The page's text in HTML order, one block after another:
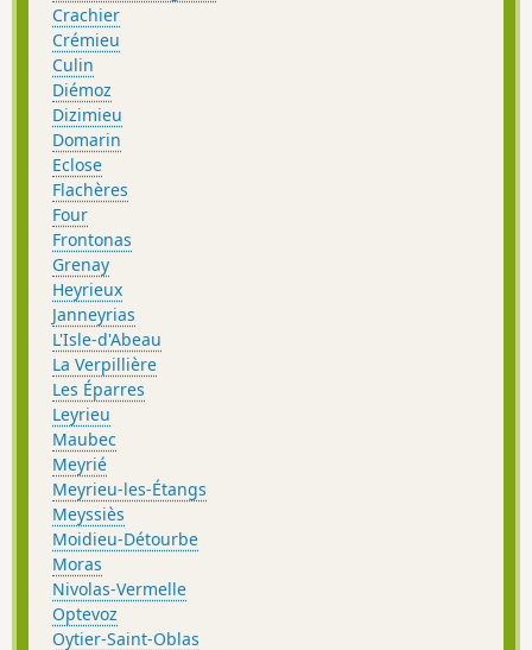
Crachier
Crémieu
Culin
Diémoz
Dizimieu
Domarin
Eclose
Flachères
Four
Frontonas
Grenay
Heyrieux
Janneyrias
L'Isle-d'Abeau
La Verpillière
Les Éparres
Leyrieu
Maubec
Meyrié
Meyrieu-les-Étangs
Meyssiès
Moidieu-Détourbe
Moras
Nivolas-Vermelle
Optevoz
Oytier-Saint-Oblas